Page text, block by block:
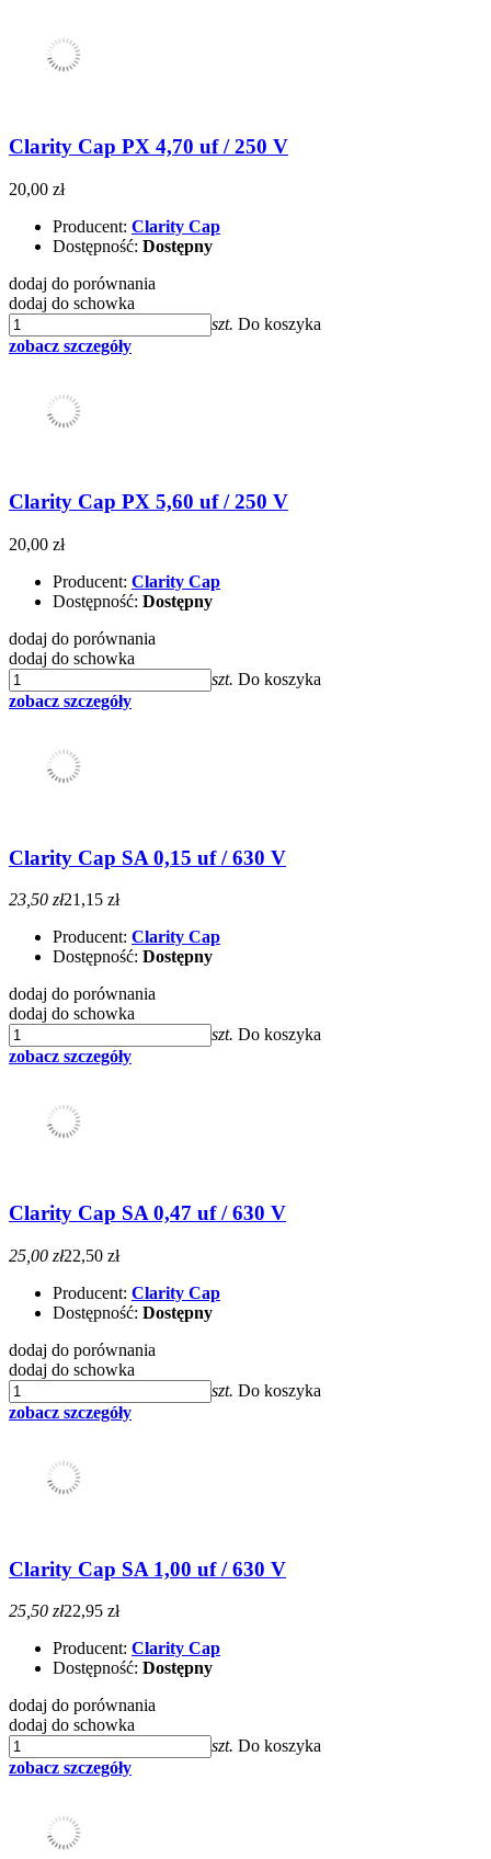
Clarity Cap PX 4,70 uf / 250 V
20,00 zł
Producent: Clarity Cap
Dostępność: Dostępny
dodaj do porównania
dodaj do schowka
szt. Do koszyka
zobacz szczegóły
Clarity Cap PX 5,60 uf / 250 V
20,00 zł
Producent: Clarity Cap
Dostępność: Dostępny
dodaj do porównania
dodaj do schowka
szt. Do koszyka
zobacz szczegóły
Clarity Cap SA 0,15 uf / 630 V
23,50 zł21,15 zł
Producent: Clarity Cap
Dostępność: Dostępny
dodaj do porównania
dodaj do schowka
szt. Do koszyka
zobacz szczegóły
Clarity Cap SA 0,47 uf / 630 V
25,00 zł22,50 zł
Producent: Clarity Cap
Dostępność: Dostępny
dodaj do porównania
dodaj do schowka
szt. Do koszyka
zobacz szczegóły
Clarity Cap SA 1,00 uf / 630 V
25,50 zł22,95 zł
Producent: Clarity Cap
Dostępność: Dostępny
dodaj do porównania
dodaj do schowka
szt. Do koszyka
zobacz szczegóły